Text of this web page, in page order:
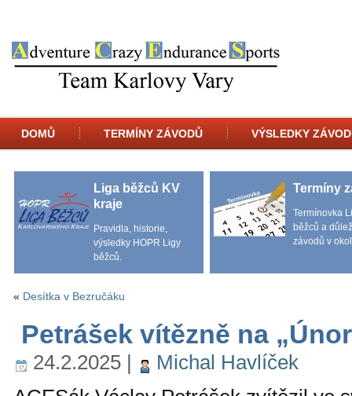
DOMŮ TERMÍNY ZÁVODŮ VÝSLEDKY
Liga běžců KV
kraje
Pravidla, historie,
výsledky HOPR Ligy
běžců.
Termíny
Termínovka
běžců a
závodů v
« Desítka v Bezručáku
Petrášek vítězně na
24.2.2025 |
Michal Havlíček